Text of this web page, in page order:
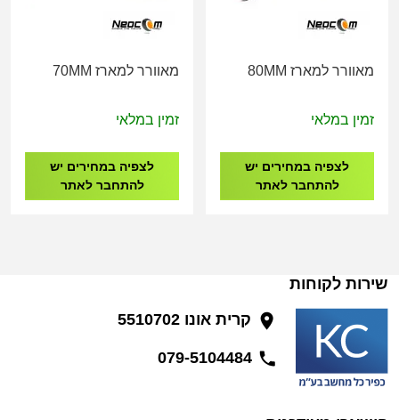
מאוורר למארז 80MM
זמין במלאי
לצפיה במחירים יש
להתחבר לאתר
מאוורר למארז 70MM
זמין במלאי
לצפיה במחירים יש
להתחבר לאתר
שירות לקוחות
קרית אונו 5510702